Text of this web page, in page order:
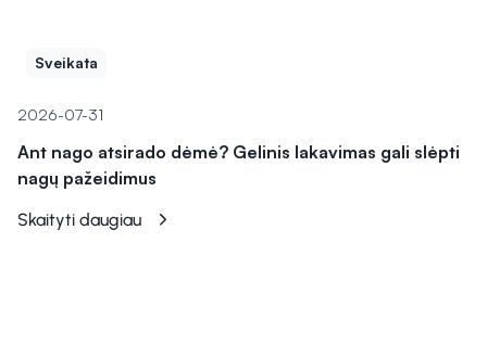
Sveikata
2026-07-31
Ant nago atsirado dėmė? Gelinis lakavimas gali slėpti
nagų pažeidimus
Skaityti daugiau